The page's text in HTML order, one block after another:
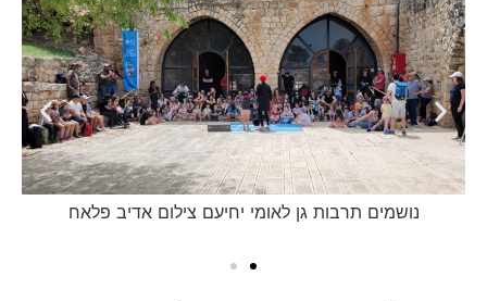
נושמים תרבות גן לאומי יחיעם צילום אדיב פלאח